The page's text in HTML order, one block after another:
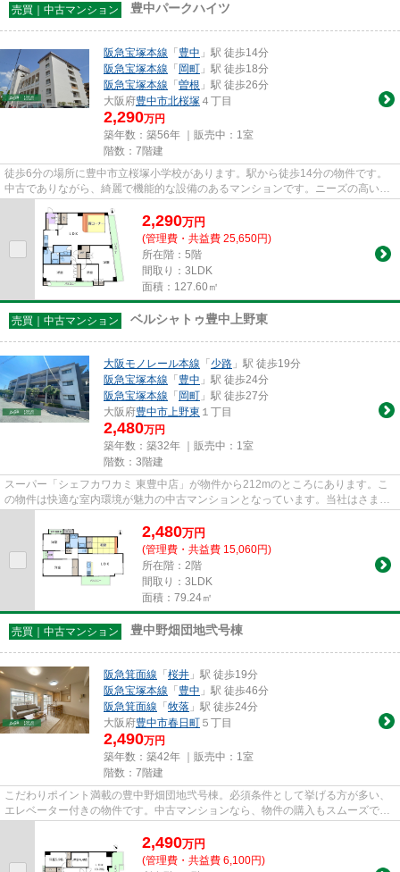
売買｜中古マンション 豊中パークハイツ
阪急宝塚本線 「 豊中 」駅 徒歩14分
阪急宝塚本線 「 岡町 」駅 徒歩18分
阪急宝塚本線 「 曽根 」駅 徒歩26分
大阪府豊中市北桜塚 ４丁目
2,290万円
築年数：築56年 ｜販売中： 1室
階数：7階建
徒歩6分の場所に豊中市立桜塚小学校があります。駅から徒歩14分の物件です。
中古でありながら、綺麗で機能的な設備のあるマンションです。ニーズの高いエ
2,290万円
(管理費・共益費 25,650円)
所在階：5階
間取り：3LDK
面積：127.60㎡
売買｜中古マンション ベルシャトゥ豊中上野東
大阪モノレール本線 「 少路 」駅 徒歩19分
阪急宝塚本線 「 豊中 」駅 徒歩24分
阪急宝塚本線 「 岡町 」駅 徒歩27分
大阪府豊中市上野東 １丁目
2,480万円
築年数：築32年 ｜販売中： 1室
階数：3階建
スーパー「シェフカワカミ 東豊中店」が物件から212mのところにあります。こ
の物件は快適な室内環境が魅力の中古マンションとなっています。当社はさまざ
2,480万円
(管理費・共益費 15,060円)
所在階：2階
間取り：3LDK
面積：79.24㎡
売買｜中古マンション 豊中野畑団地弐号棟
阪急箕面線 「 桜井 」駅 徒歩19分
阪急宝塚本線 「 豊中 」駅 徒歩46分
阪急箕面線 「 牧落 」駅 徒歩24分
大阪府豊中市春日町 ５丁目
2,490万円
築年数：築42年 ｜販売中： 1室
階数：7階建
こだわりポイント満載の豊中野畑団地弐号棟。必須条件として挙げる方が多い、
エレベーター付きの物件です。中古マンションなら、物件の購入もスムーズで
2,490万円
(管理費・共益費 6,100円)